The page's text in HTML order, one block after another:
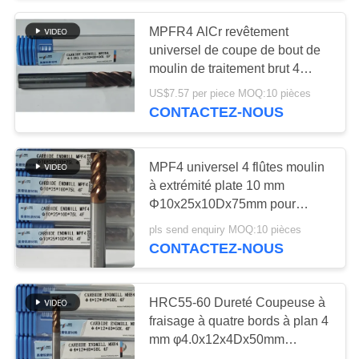
Outils de coupe
solides
55
Meules de diamant
MPFR4 AlCr revêtement
universel de coupe de bout de
moulin de traitement brut 4
flûtes moulin rond de nez 8 mm
Φ8 R0.5 x20x8Dx60mm
US$7.57 per piece MOQ:10 pièces
CONTACTEZ-NOUS
MPF4 universel 4 flûtes moulin
à extrémité plate 10 mm
Φ10x25x10Dx75mm pour
couper l'acier allié à faible
teneur en carbone dans la
pls send enquiry MOQ:10 pièces
CONTACTEZ-NOUS
HRC55-60 Dureté Coupeuse à
fraisage à quatre bords à plan 4
mm φ4.0x12x4Dx50mm